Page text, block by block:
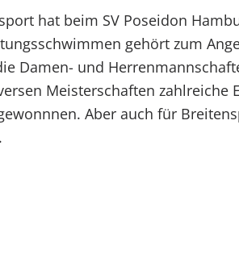
hat beim SV Poseidon
gehört zum
Damen- und
Meisterschaften zahlreiche
Aber auch für